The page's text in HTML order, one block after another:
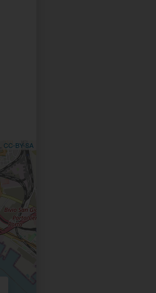
CC-BY-SA